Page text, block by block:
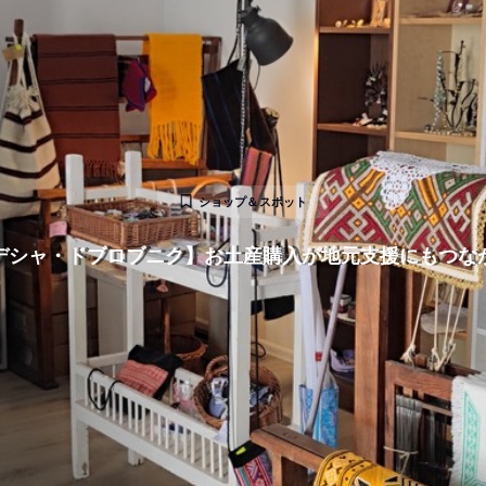
ショップ＆スポット
シャ・ドブロブニク】お土産購入が地元支援にもつな